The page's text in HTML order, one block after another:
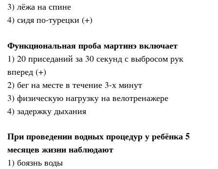
3) лёжа на спине
4) сидя по-турецки (+)
Функциональная проба мартинэ включает
1) 20 приседаний за 30 секунд с выбросом рук
вперед (+)
2) бег на месте в течение 3-х минут
3) физическую нагрузку на велотренажере
4) задержку дыхания
При проведении водных процедур у ребёнка 5
месяцев жизни наблюдают
1) боязнь воды